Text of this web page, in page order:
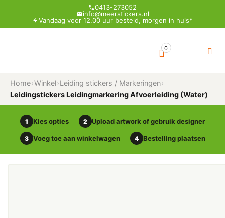
0413-273052
info@meerstickers.nl
Vandaag voor 12.00 uur besteld, morgen in huis*
0
Home›Winkel›Leiding stickers / Markeringen›
Leidingstickers Leidingmarkering Afvoerleiding (Water)
1 Kies opties 2 Upload artwork of gebruik designer
3 Voeg toe aan winkelwagen 4 Bestelling plaatsen